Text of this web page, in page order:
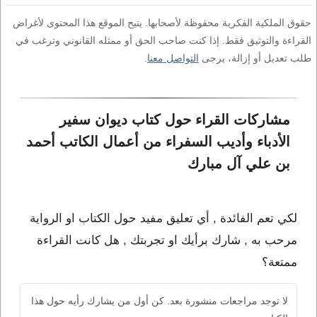
حقوق الملكية الفكرية محفوظة لأصحابها. يتيح الموقع هذا المحتوى لأغراض
القراءة والتوثيق فقط. إذا كنت صاحب الحق أو ممثله القانوني وترغب في
طلب تعديل أو إزالة، يرجى التواصل معنا
مشاركات القراء حول كتاب ديوان سفير
الأدباء وأديب السفراء من أعمال الكاتب أحمد
بن علي آل مبارك
لكي تعم الفائدة , أي تعليق مفيد حول الكتاب او الرواية
مرحب به , شارك برأيك او تجربتك , هل كانت القراءة
ممتعة؟
لا توجد مراجعات منشورة بعد. كن أول من يشارك رأيه حول هذا